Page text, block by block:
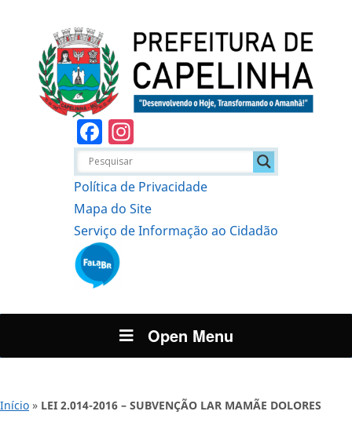
Facebook
Política de Privacidade
Mapa do Site
Serviço de Informação ao Cidadão
Open Menu
Início » LEI 2.014-2016 – SUBVENÇÃO LAR MAMÃE DOLORES